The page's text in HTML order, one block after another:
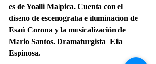
es de Yoalli Malpica. Cuenta con el
diseño de escenografía e iluminación de
Esaú Corona y la musicalización de
Mario Santos. Dramaturgista  Elia
Espinosa.